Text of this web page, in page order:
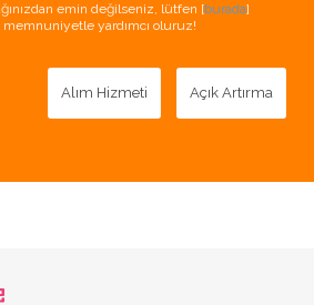
emin değilseniz, lütfen [burada]
yardımcı oluruz!
Alım Hizmeti Açık Artırma